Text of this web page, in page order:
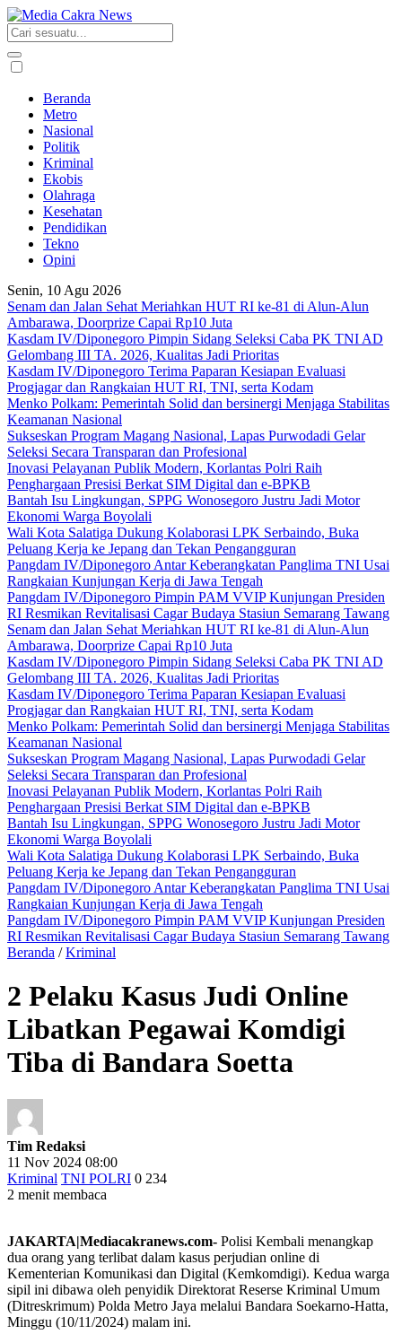
Beranda
Metro
Nasional
Politik
Kriminal
Ekobis
Olahraga
Kesehatan
Pendidikan
Tekno
Opini
Senin, 10 Agu 2026
Senam dan Jalan Sehat Meriahkan HUT RI ke-81 di Alun-Alun
Ambarawa, Doorprize Capai Rp10 Juta
Kasdam IV/Diponegoro Pimpin Sidang Seleksi Caba PK TNI AD
Gelombang III TA. 2026, Kualitas Jadi Prioritas
Kasdam IV/Diponegoro Terima Paparan Kesiapan Evaluasi
Progjagar dan Rangkaian HUT RI, TNI, serta Kodam
Menko Polkam: Pemerintah Solid dan bersinergi Menjaga Stabilitas
Keamanan Nasional
Sukseskan Program Magang Nasional, Lapas Purwodadi Gelar
Seleksi Secara Transparan dan Profesional
Inovasi Pelayanan Publik Modern, Korlantas Polri Raih
Penghargaan Presisi Berkat SIM Digital dan e-BPKB
Bantah Isu Lingkungan, SPPG Wonosegoro Justru Jadi Motor
Ekonomi Warga Boyolali
Wali Kota Salatiga Dukung Kolaborasi LPK Serbaindo, Buka
Peluang Kerja ke Jepang dan Tekan Pengangguran
Pangdam IV/Diponegoro Antar Keberangkatan Panglima TNI Usai
Rangkaian Kunjungan Kerja di Jawa Tengah
Pangdam IV/Diponegoro Pimpin PAM VVIP Kunjungan Presiden
RI Resmikan Revitalisasi Cagar Budaya Stasiun Semarang Tawang
Senam dan Jalan Sehat Meriahkan HUT RI ke-81 di Alun-Alun
Ambarawa, Doorprize Capai Rp10 Juta
Kasdam IV/Diponegoro Pimpin Sidang Seleksi Caba PK TNI AD
Gelombang III TA. 2026, Kualitas Jadi Prioritas
Kasdam IV/Diponegoro Terima Paparan Kesiapan Evaluasi
Progjagar dan Rangkaian HUT RI, TNI, serta Kodam
Menko Polkam: Pemerintah Solid dan bersinergi Menjaga Stabilitas
Keamanan Nasional
Sukseskan Program Magang Nasional, Lapas Purwodadi Gelar
Seleksi Secara Transparan dan Profesional
Inovasi Pelayanan Publik Modern, Korlantas Polri Raih
Penghargaan Presisi Berkat SIM Digital dan e-BPKB
Bantah Isu Lingkungan, SPPG Wonosegoro Justru Jadi Motor
Ekonomi Warga Boyolali
Wali Kota Salatiga Dukung Kolaborasi LPK Serbaindo, Buka
Peluang Kerja ke Jepang dan Tekan Pengangguran
Pangdam IV/Diponegoro Antar Keberangkatan Panglima TNI Usai
Rangkaian Kunjungan Kerja di Jawa Tengah
Pangdam IV/Diponegoro Pimpin PAM VVIP Kunjungan Presiden
RI Resmikan Revitalisasi Cagar Budaya Stasiun Semarang Tawang
Beranda /Kriminal
2 Pelaku Kasus Judi Online
Libatkan Pegawai Komdigi
Tiba di Bandara Soetta
Tim Redaksi
11 Nov 2024 08:00
Kriminal TNI POLRI 0 234
2 menit membaca
JAKARTA|Mediacakranews.com- Polisi Kembali menangkap
dua orang yang terlibat dalam kasus perjudian online di
Kementerian Komunikasi dan Digital (Kemkomdigi). Kedua warga
sipil ini dibawa oleh penyidik Direktorat Reserse Kriminal Umum
(Ditreskrimum) Polda Metro Jaya melalui Bandara Soekarno-Hatta,
Minggu (10/11/2024) malam ini.